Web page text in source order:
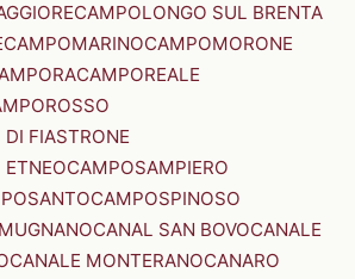
CAMPOLONGO SUL BRENTA
CAMPOMARINOCAMPOMORONE
CAMPOREALE
FIASTRONE
CAMPOSAMPIERO
CAMPOSPINOSO
CANAL SAN BOVOCANALE
CANALE MONTERANOCANARO